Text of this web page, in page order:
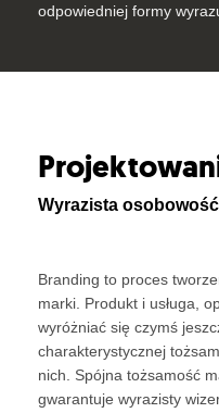
odpowiedniej formy
Wyrazista
Branding to proces
marki. Produkt i usługa,
wyróżniać się czymś
charakterystycznej
nich. Spójna tożsamość
gwarantuje wyrazisty